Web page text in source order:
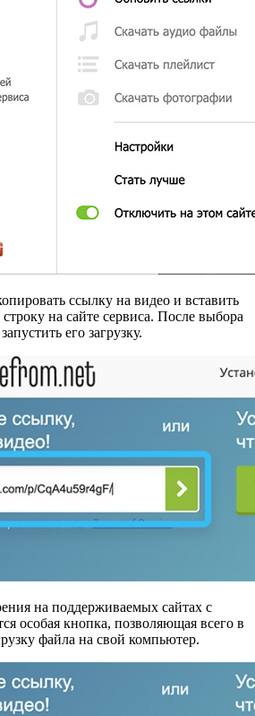
ссылку на видео и вставить
на сайте сервиса. После выбора
его загрузку.
на поддерживаемых сайтах с
особая кнопка, позволяющая всего в
файла на свой компьютер.